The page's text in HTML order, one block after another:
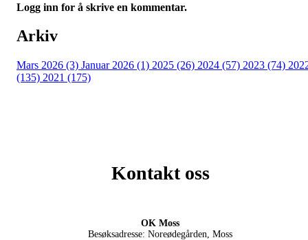
Logg inn for å skrive en kommentar.
Arkiv
Mars 2026 (3) Januar 2026 (1) 2025 (26) 2024 (57) 2023 (74)
(135) 2021 (175)
Kontakt oss
OK Moss
Besøksadresse: Noreødegården, Moss